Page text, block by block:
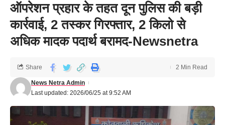
ऑपरेशन प्रहार के तहत दून पुलिस की बड़ी
कार्रवाई, 2 तस्कर गिरफ्तार, 2 किलो से
अधिक मादक पदार्थ बरामद-Newsnetra
Last updated: 2026/06/25 at 9:52 AM
News Netra Admin
Share 2 Min Read